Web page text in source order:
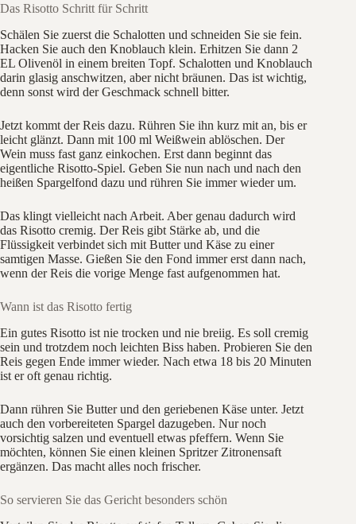
Das Risotto Schritt für Schritt
Schälen Sie zuerst die Schalotten und schneiden Sie sie fein.
Hacken Sie auch den Knoblauch klein. Erhitzen Sie dann 2
EL Olivenöl in einem breiten Topf. Schalotten und Knoblauch
darin glasig anschwitzen, aber nicht bräunen. Das ist wichtig,
denn sonst wird der Geschmack schnell bitter.
Jetzt kommt der Reis dazu. Rühren Sie ihn kurz mit an, bis er
leicht glänzt. Dann mit 100 ml Weißwein ablöschen. Der
Wein muss fast ganz einkochen. Erst dann beginnt das
eigentliche Risotto-Spiel. Geben Sie nun nach und nach den
heißen Spargelfond dazu und rühren Sie immer wieder um.
Das klingt vielleicht nach Arbeit. Aber genau dadurch wird
das Risotto cremig. Der Reis gibt Stärke ab, und die
Flüssigkeit verbindet sich mit Butter und Käse zu einer
samtigen Masse. Gießen Sie den Fond immer erst dann nach,
wenn der Reis die vorige Menge fast aufgenommen hat.
Wann ist das Risotto fertig
Ein gutes Risotto ist nie trocken und nie breiig. Es soll cremig
sein und trotzdem noch leichten Biss haben. Probieren Sie den
Reis gegen Ende immer wieder. Nach etwa 18 bis 20 Minuten
ist er oft genau richtig.
Dann rühren Sie Butter und den geriebenen Käse unter. Jetzt
auch den vorbereiteten Spargel dazugeben. Nur noch
vorsichtig salzen und eventuell etwas pfeffern. Wenn Sie
möchten, können Sie einen kleinen Spritzer Zitronensaft
ergänzen. Das macht alles noch frischer.
So servieren Sie das Gericht besonders schön